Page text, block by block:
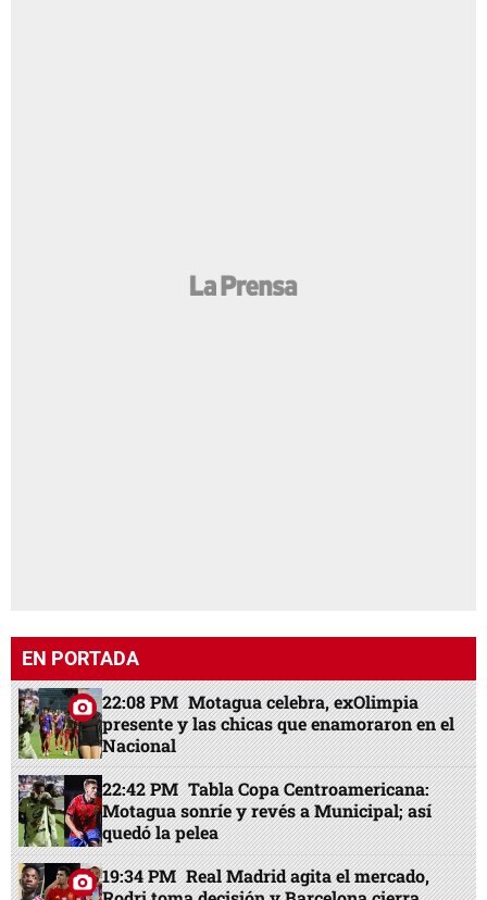
EN PORTADA
22:08 PM Motagua celebra, exOlimpia
presente y las chicas que enamoraron en el
Nacional
22:42 PM Tabla Copa Centroamericana:
Motagua sonríe y revés a Municipal; así
quedó la pelea
19:34 PM Real Madrid agita el mercado,